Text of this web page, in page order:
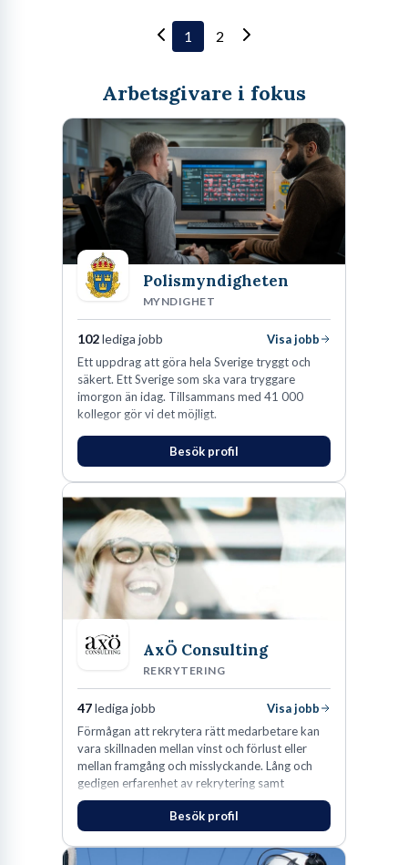
1 2
Arbetsgivare i fokus
Polismyndigheten
MYNDIGHET
102lediga jobb
Visa jobb
Ett uppdrag att göra hela Sverige tryggt och
säkert. Ett Sverige som ska vara tryggare
imorgon än idag. Tillsammans med 41 000
kollegor gör vi det möjligt.
Besök profil
AxÖ Consulting
REKRYTERING
47lediga jobb
Visa jobb
Förmågan att rekrytera rätt medarbetare kan
vara skillnaden mellan vinst och förlust eller
mellan framgång och misslyckande. Lång och
gedigen erfarenhet av rekrytering samt
konsultverksamhet har lärt oss just det.
Besök profil